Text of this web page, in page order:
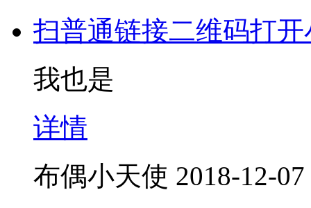
扫普通链接二维码打
我也是
详情
布偶小天使 2018-12-